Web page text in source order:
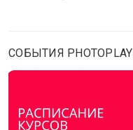
СОБЫТИЯ PHOTOPLAY